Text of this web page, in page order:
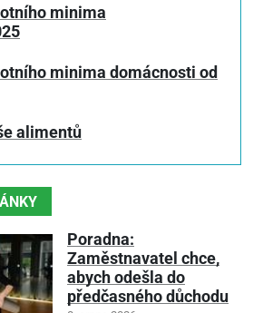
minima
minima domácnosti od
alimentů
Poradna:
Zaměstnavatel chce,
abych odešla do
předčasného důchodu